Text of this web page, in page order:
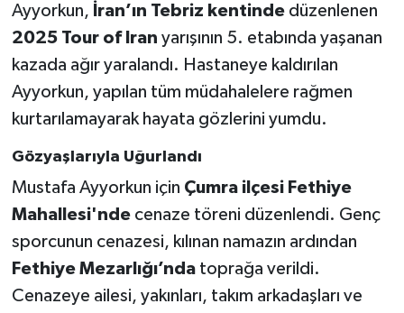
Ayyorkun, İran’ın Tebriz kentindedüzenlenen
2025 Tour of Iran yarışının 5. etabında yaşanan
kazada ağır yaralandı. Hastaneye kaldırılan
Ayyorkun, yapılan tüm müdahalelere rağmen
kurtarılamayarak hayata gözlerini yumdu.
Gözyaşlarıyla Uğurlandı
Mustafa Ayyorkun için Çumra ilçesi Fethiye
Mahallesi'ndecenaze töreni düzenlendi. Genç
sporcunun cenazesi, kılınan namazın ardından
Fethiye Mezarlığı’ndatoprağa verildi.
Cenazeye ailesi, yakınları, takım arkadaşları ve
Siyaset
Sokak Hayvanlarını Sahiplendirme
Sonsöz Özel
Spor
Vasıta
Yaşam